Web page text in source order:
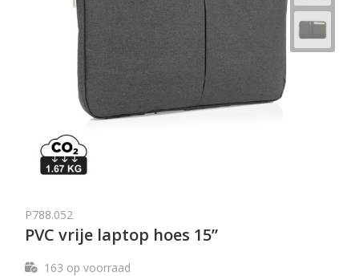
P788.052
PVC vrije laptop hoes 15”
163 op voorraad